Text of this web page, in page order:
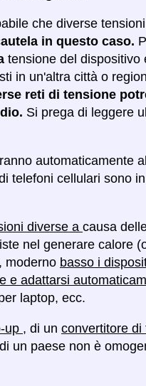
che diverse
in questo caso.
tensione del dispositivo
in un'altra città o
reti di tensione
Si prega di leggere
automaticamente
telefoni cellulari sono
diverse a causa
nel generare calore
moderno basso i
e adattarsi
laptop, ecc.
up , di un convertitore di
un paese non è